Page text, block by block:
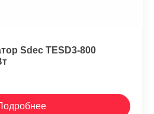
Sdec TESD3-800